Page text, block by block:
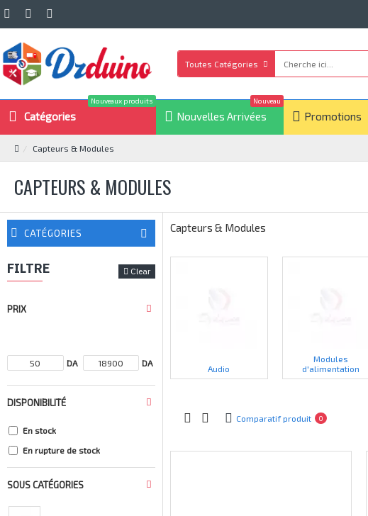
Toutes Catégories
Catégories
Nouveaux produits
Nouvelles Arrivées
Nouveau
Promotions
Capteurs & Modules
CAPTEURS & MODULES
CATÉGORIES
FILTRE Clear
PRIX
DA DA
SOUS CATÉGORIES
DISPONIBILITÉ
En stock
En rupture de stock
Capteurs & Modules
Audio
Modules
d'alimentation
Comparatif produit 0